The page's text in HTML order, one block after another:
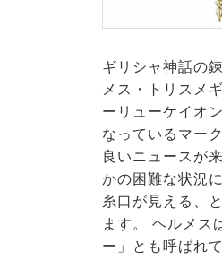
ギリシャ神話の
メス・トリスメ
ーリューケイオ
なっているマー
良いニュースが
かの困難な状況
糸口が見える、
ます。 ヘルメス
ー」とも呼ばれ